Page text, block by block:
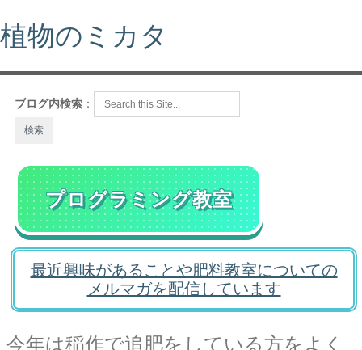
植物のミカタ
ブログ内検索 ：
プログラミング教室
最近興味があることや肥料教室についての
メルマガを配信しています
今年は稲作で追肥をしている方をよく